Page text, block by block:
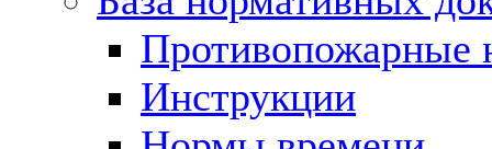
Противопожарные
Инструкции